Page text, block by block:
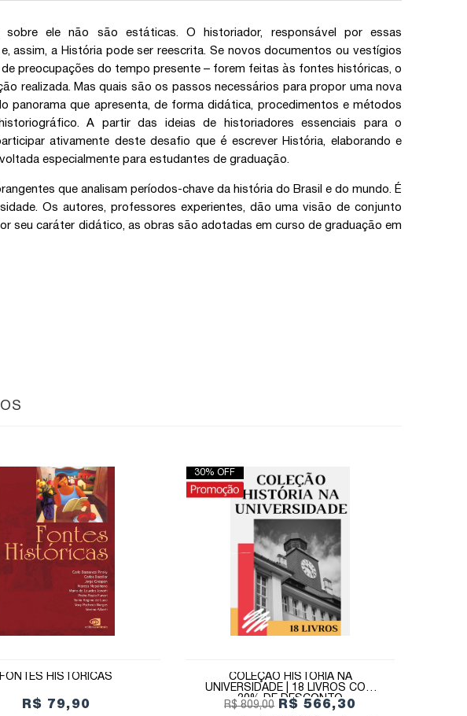
ele não são estáticas. O historiador, responsável por essas
assim, a História pode ser reescrita. Se novos documentos ou vestígios
preocupações do tempo presente – forem feitas às fontes históricas, o
realizada. Mas quais são os passos necessários para propor uma nova
panorama que apresenta, de forma didática, procedimentos e métodos
A partir das ideias de historiadores essenciais para o
ativamente deste desafio que é escrever História, elaborando e
especialmente para estudantes de graduação.
que analisam períodos-chave da história do Brasil e do mundo. É
Os autores, professores experientes, dão uma visão de conjunto
seu caráter didático, as obras são adotadas em curso de graduação em
FONTES HISTÓRICAS
R$ 79,90
30% OFF
COLEÇÃO HISTÓRIA NA
UNIVERSIDADE | 18 LIVROS COM
30% DE DESCONTO
R$ 809,00 R$ 566,30